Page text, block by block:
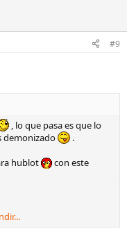
#9
, lo que pasa es que lo
demonizado
.
hublot
con este